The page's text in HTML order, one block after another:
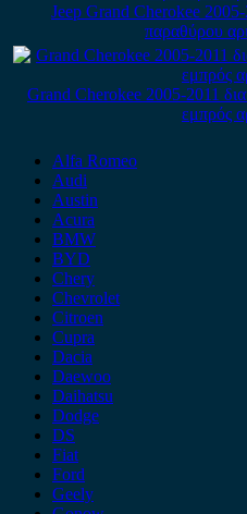
Jeep Grand Cherokee 2005-
παραθύρου
Grand Cherokee 2005-2011
εμπρός
Alfa Romeo
Audi
Austin
Acura
BMW
BYD
Chery
Chevrolet
Citroen
Cupra
Dacia
Daewoo
Daihatsu
Dodge
DS
Fiat
Ford
Geely